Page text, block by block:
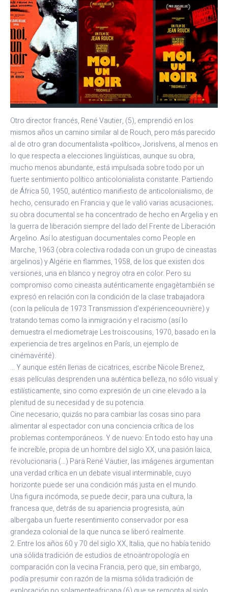
Otro director francés, René Vautier, (5), emprendió en los
mismos años un camino similar al de Rouch, pero más parecido
al de otro gran documentalista «político», JorisIvens, al menos en
lo que respecta a elecciones lingüísticas, aunque su obra,
mucho menos abundante, está impulsada sobre todo por un
fuerte sentimiento político anticolonialista constante. Partiendo
de África 50, 1950, auténtico manifiesto de anticolonialismo, de
hecho, censurado en Francia y que le valió varias acusaciones;
su obra documental se ha concentrado de hecho en Argelia y en
la guerra de liberación siempre del lado del Frente de Liberación
Argelino. Así lo atestiguan documentales como People en
Marche, 1963 (obra colectiva rodada con un grupo de cineastas
argelinos) y Algérie en flammes, 1958, de los que existen dos
versiones, una en blanco y negroy otra en color. Pero su
compromiso como cineasta auténticamente engagètambién se
expresó en relación con la condición de la clase trabajadora
(con la película de 1973 Transmission d’expérienceouvrière) y
tratando temas como la inmigración y el racismo (así lo
demuestra el mediometraje Les troiscousins, 1970, basado en la
experiencia de tres argelinos en París, un ejemplo de
cinémavérité).
… Y aunque estén llenas de cicatrices, escribe Nicole Brenez,
esas películas desprenden una auténtica belleza, no sólo visual y
estilísticamente, sino como expresión de un cine elevado a la
plenitud de su necesidad y de su potencia.
Cine necesario, quizás no para cambiar las cosas sino para
alimentar al espectador con una conciencia crítica de los
problemas contemporáneos. Y de nuevo: En todo esto hay una
fe increíble, propia de un hombre del siglo XX, una pasión laica,
revolucionaria (…) Para René Vautier, las imágenes argumentan
una verdad crítica en un debate visual interminable, cuyo
horizonte puede ser una condición más justa en el mundo.
Una figura incómoda, se puede decir, para una cultura, la
francesa que, detrás de su apariencia progresista, aún
albergaba un fuerte resentimiento conservador por esa
grandeza colonial de la que nunca se liberó realmente.
2. Entre los años 60 y 70 del siglo XX, Italia, que no había tenido
una sólida tradición de estudios de etnoantropología en
comparación con la vecina Francia, pero que, sin embargo,
podía presumir con razón de la misma sólida tradición de